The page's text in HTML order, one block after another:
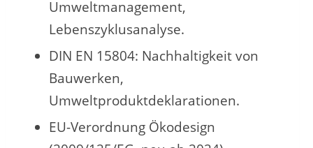
Umweltmanagement,
Lebenszyklusanalyse.
DIN EN 15804: Nachhaltigkeit von
Bauwerken,
Umweltproduktdeklarationen.
EU-Verordnung Ökodesign